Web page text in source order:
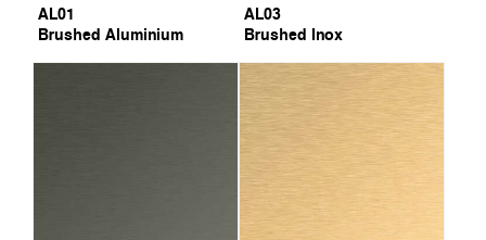
AL01
Brushed Aluminium
AL03
Brushed Inox